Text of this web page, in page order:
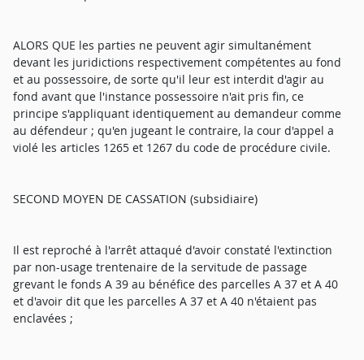
ALORS QUE les parties ne peuvent agir simultanément
devant les juridictions respectivement compétentes au fond
et au possessoire, de sorte qu'il leur est interdit d'agir au
fond avant que l'instance possessoire n'ait pris fin, ce
principe s'appliquant identiquement au demandeur comme
au défendeur ; qu'en jugeant le contraire, la cour d'appel a
violé les articles 1265 et 1267 du code de procédure civile.
SECOND MOYEN DE CASSATION (subsidiaire)
Il est reproché à l'arrêt attaqué d'avoir constaté l'extinction
par non-usage trentenaire de la servitude de passage
grevant le fonds A 39 au bénéfice des parcelles A 37 et A 40
et d'avoir dit que les parcelles A 37 et A 40 n'étaient pas
enclavées ;